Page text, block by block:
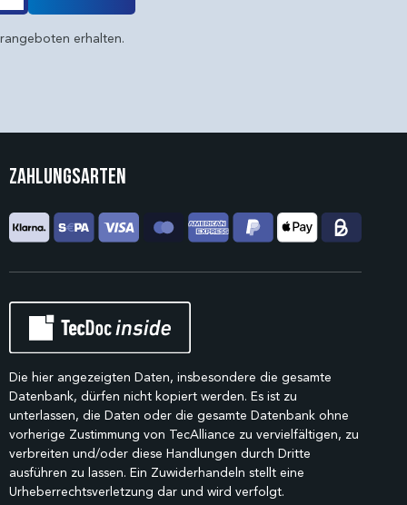
erhalten.
Zahlungsarten
Die hier angezeigten Daten, insbesondere die gesamte
Datenbank, dürfen nicht kopiert werden. Es ist zu
unterlassen, die Daten oder die gesamte Datenbank ohne
vorherige Zustimmung von TecAlliance zu vervielfältigen, zu
verbreiten und/oder diese Handlungen durch Dritte
ausführen zu lassen. Ein Zuwiderhandeln stellt eine
Urheberrechtsverletzung dar und wird verfolgt.